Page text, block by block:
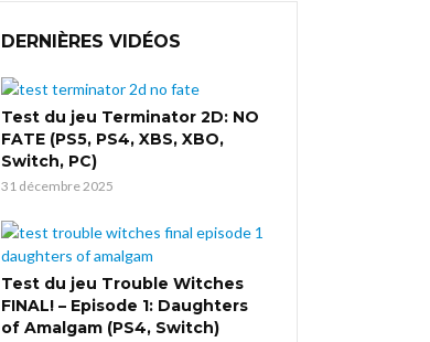
DERNIÈRES VIDÉOS
Test du jeu Terminator 2D: NO
FATE (PS5, PS4, XBS, XBO,
Switch, PC)
31 décembre 2025
Test du jeu Trouble Witches
FINAL! – Episode 1: Daughters
of Amalgam (PS4, Switch)